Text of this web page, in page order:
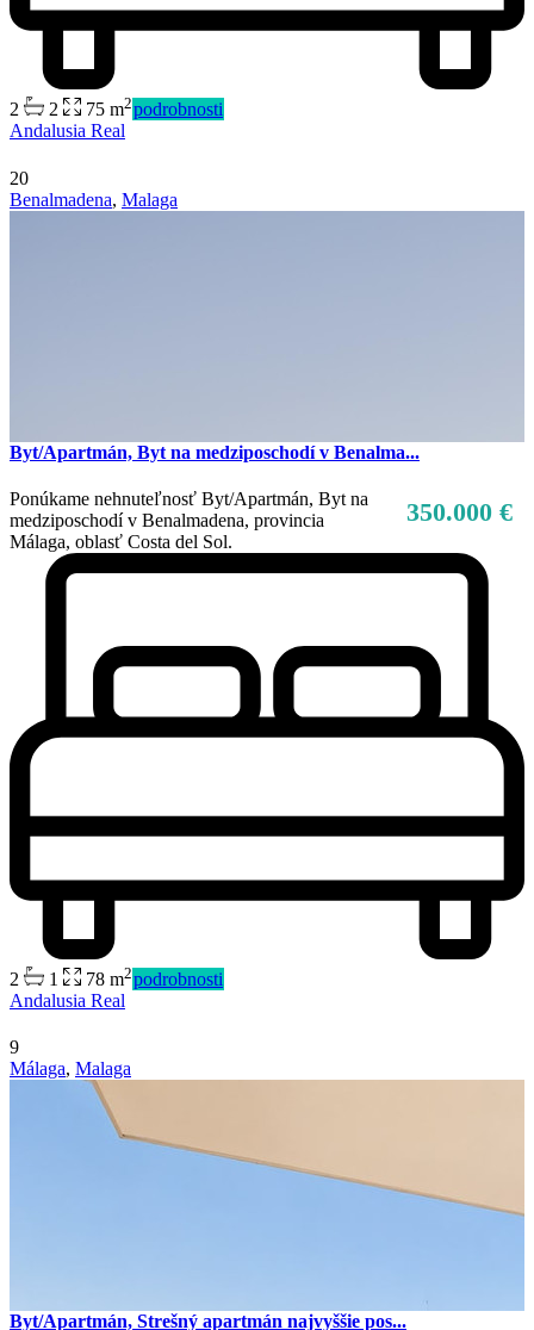
2 2 75 m2podrobnosti
Andalusia Real
20
Benalmadena, Malaga
Byt/Apartmán, Byt na medziposchodí v Benalma...
350.000 €
Ponúkame nehnuteľnosť Byt/Apartmán, Byt na
medziposchodí v Benalmadena, provincia
Málaga, oblasť Costa del Sol.
2 1 78 m2podrobnosti
Andalusia Real
9
Málaga, Malaga
Byt/Apartmán, Strešný apartmán najvyššie pos...